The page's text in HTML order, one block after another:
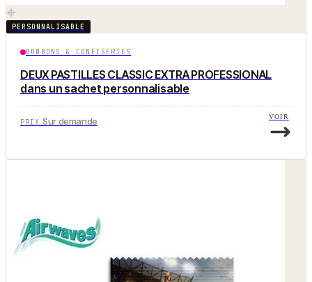
PERSONNALISABLE
BONBONS & CONFISERIES
DEUX PASTILLES CLASSIC EXTRA PROFESSIONAL
dans un sachet personnalisable
PRIX Sur demande VOIR